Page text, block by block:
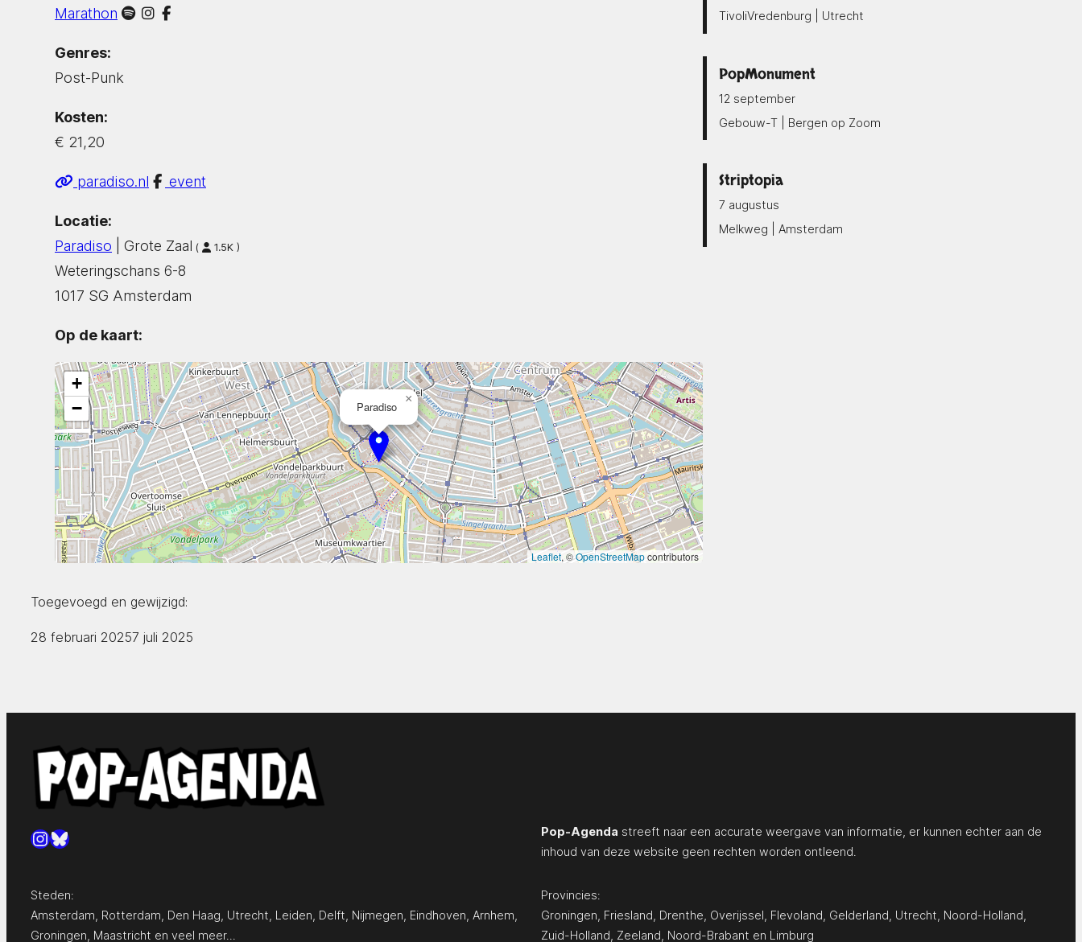
Marathon
Genres:
Post-Punk
Kosten:
€ 21,20
paradiso.nl event
Locatie:
Paradiso | Grote Zaal ( 1.5K )
Weteringschans 6-8
1017 SG Amsterdam
Op de kaart:
Paradiso
×
+
−
Leaflet, ©OpenStreetMapcontributors
TivoliVredenburg | Utrecht
PopMonument
12 september
Gebouw-T | Bergen op Zoom
Striptopia
7 augustus
Melkweg | Amsterdam
Toegevoegd en gewijzigd:
28 februari 20257 juli 2025
Instagram
Bluesky Pop-Agenda streeft naar een accurate weergave van informatie, er kunnen echter aan de
inhoud van deze website geen rechten worden ontleend.
Steden:
Amsterdam Rotterdam Den Haag Utrecht Leiden Delft Nijmegen Eindhoven Arnhem
Groningen Maastricht en veel meer…
Provincies:
Groningen Friesland Drenthe Overijssel Flevoland Gelderland Utrecht Noord-Holland
Zuid-Holland Zeeland Noord-Brabant en Limburg